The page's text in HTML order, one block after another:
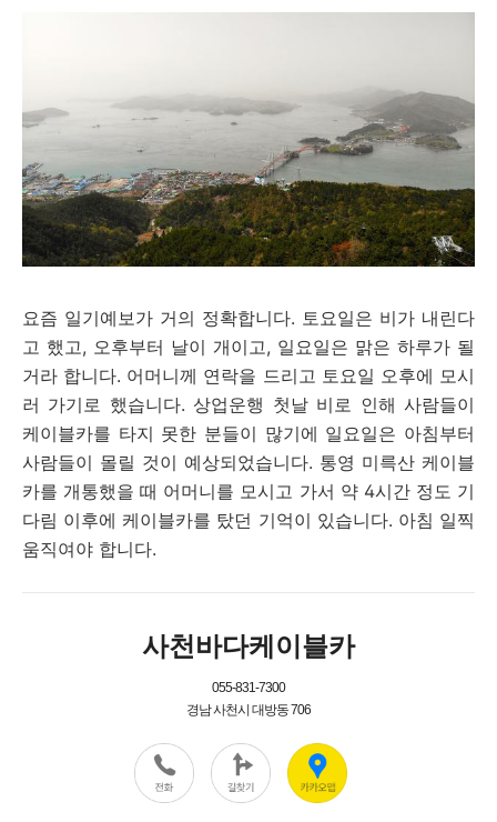
요즘 일기예보가 거의 정확합니다. 토요일은 비가 내린다
고 했고, 오후부터 날이 개이고, 일요일은 맑은 하루가 될
거라 합니다. 어머니께 연락을 드리고 토요일 오후에 모시
러 가기로 했습니다. 상업운행 첫날 비로 인해 사람들이
케이블카를 타지 못한 분들이 많기에 일요일은 아침부터
사람들이 몰릴 것이 예상되었습니다. 통영 미륵산 케이블
카를 개통했을 때 어머니를 모시고 가서 약 4시간 정도 기
다림 이후에 케이블카를 탔던 기억이 있습니다. 아침 일찍
움직여야 합니다.